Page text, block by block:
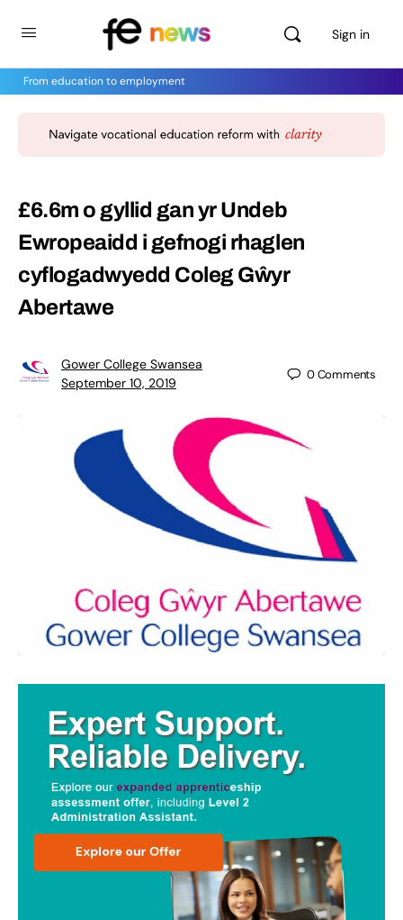
Sign in
From education to employment
£6.6m o gyllid gan yr Undeb
Ewropeaidd i gefnogi rhaglen
cyflogadwyedd Coleg Gŵyr
Abertawe
Gower College Swansea
September 10, 2019
0Comments